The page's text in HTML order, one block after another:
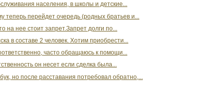
населения, в школы и детские...
перейдет очередь (родных братьев и...
нее стоит запрет.Запрет долги по...
в составе 2 человек. Хотим приобрести...
часто обращаюсь к помощи...
он несет если сделка была...
но после расставания потребовал обратно,...